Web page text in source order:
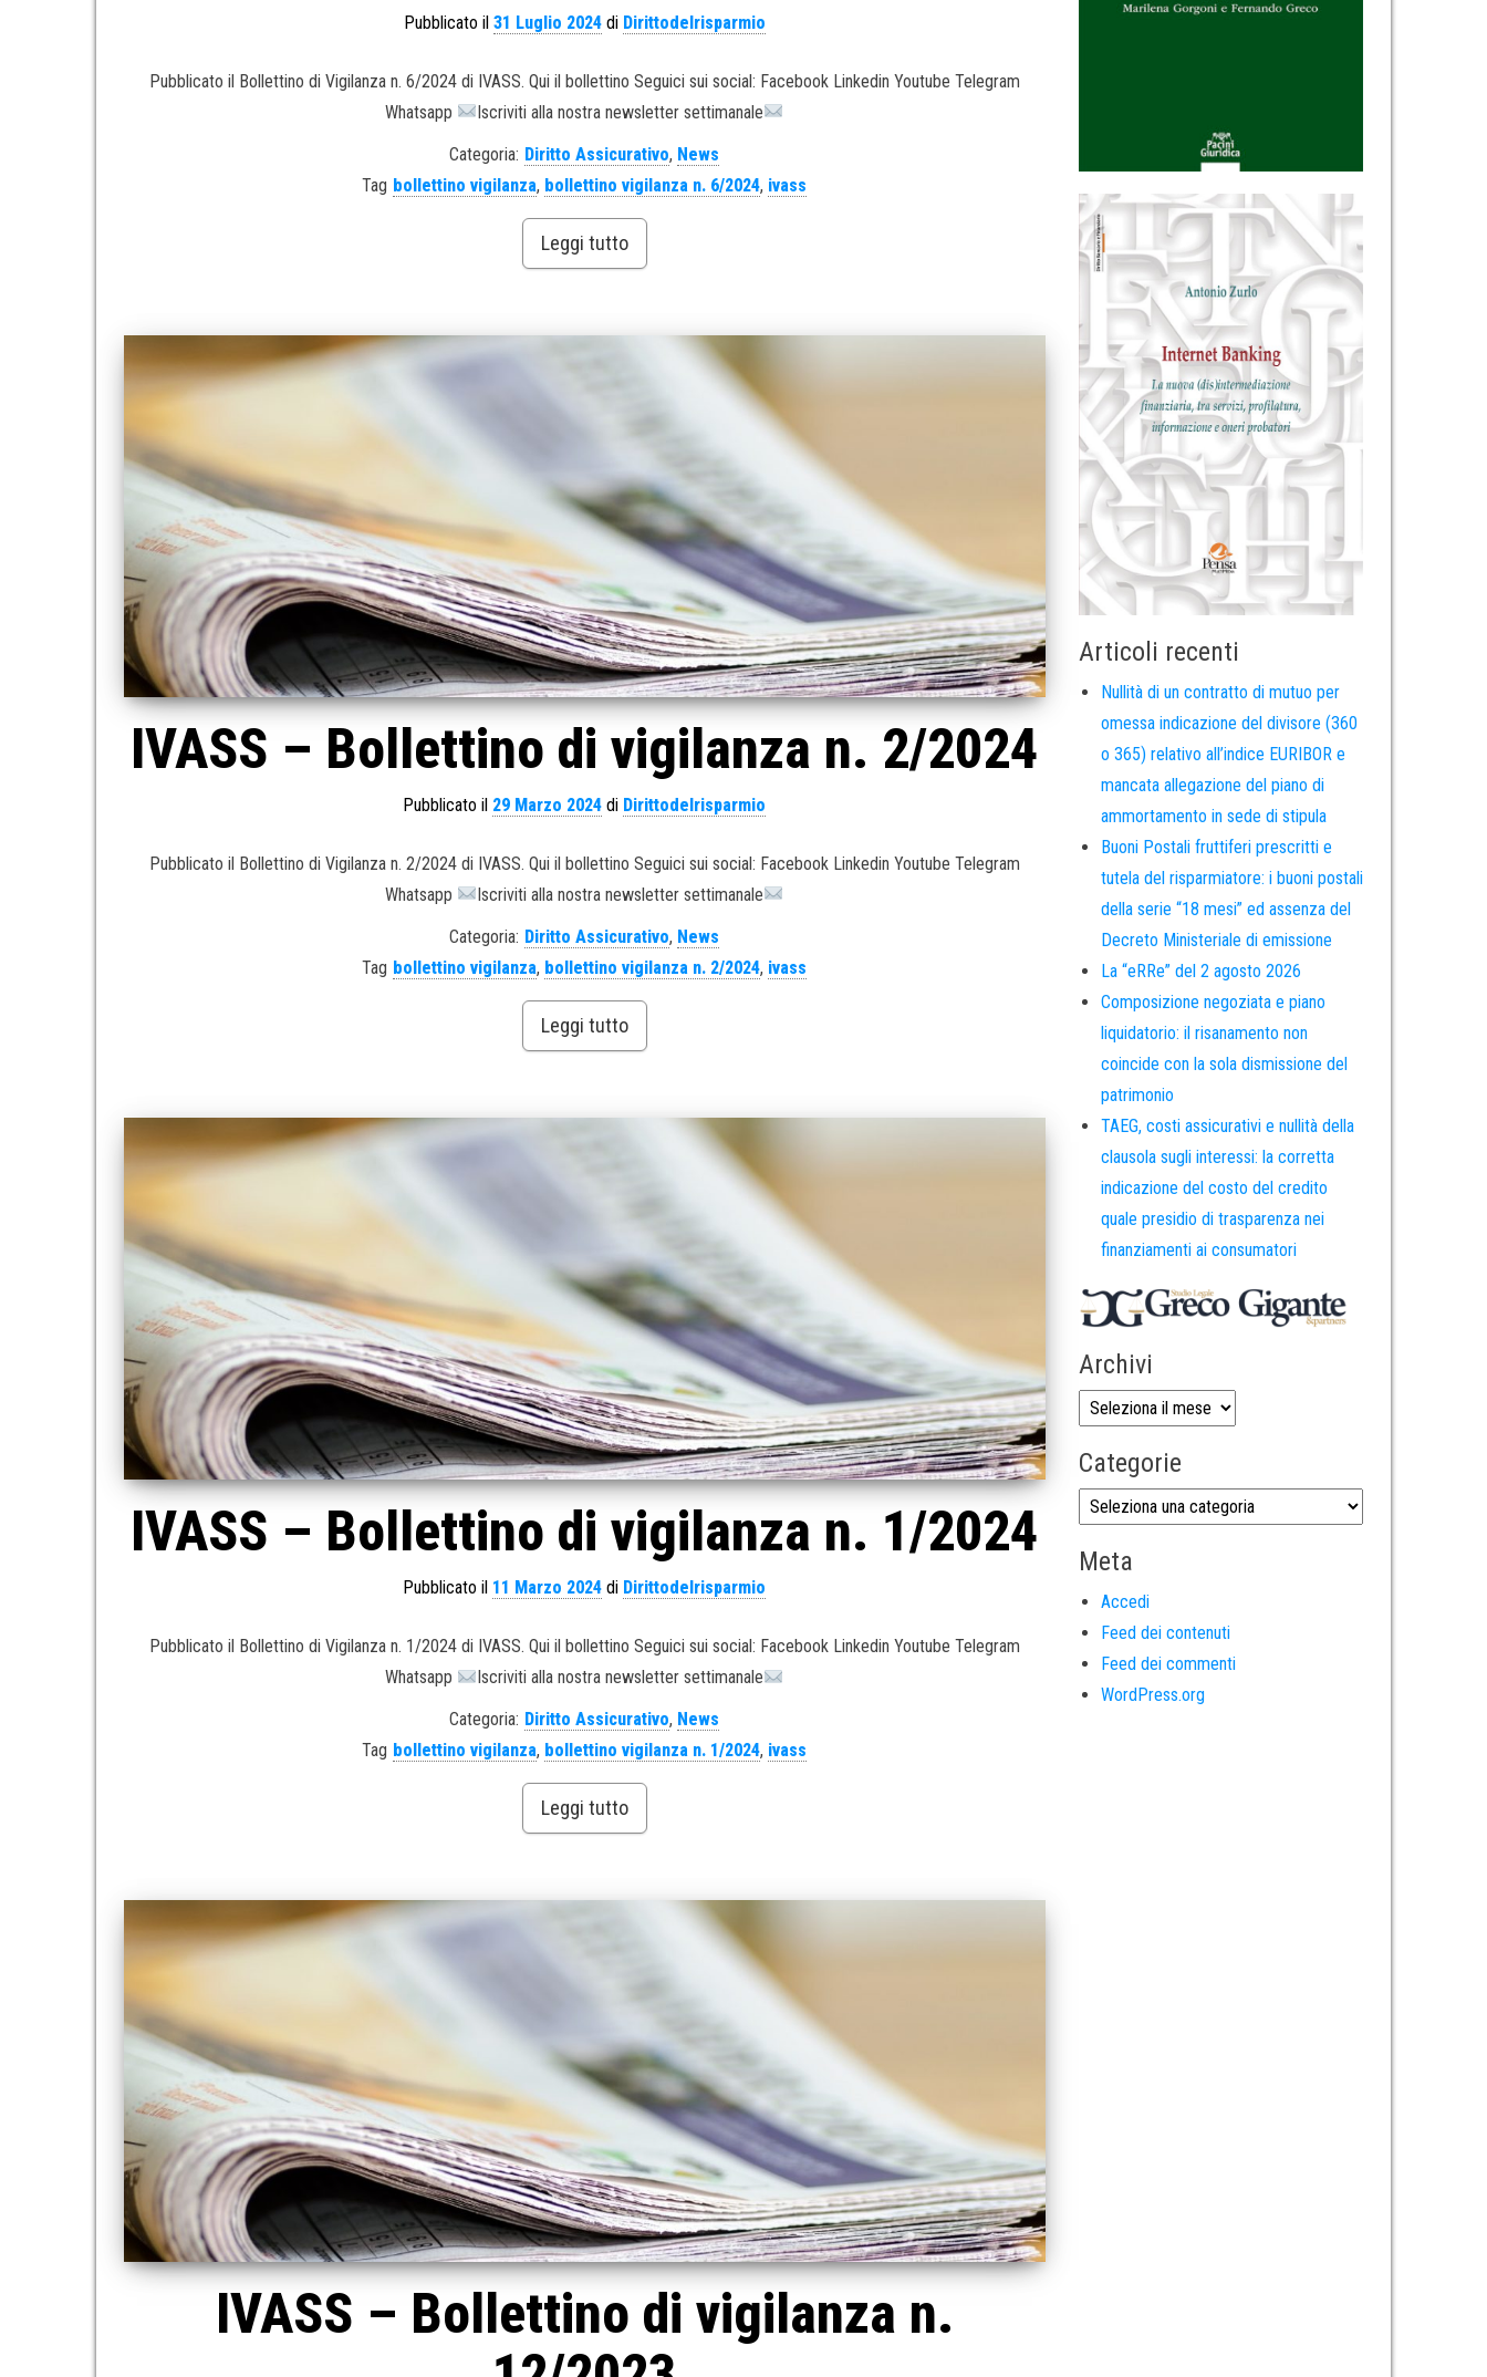
Pubblicato il 31 Luglio 2024di Dirittodelrisparmio
Pubblicato il Bollettino di Vigilanza n. 6/2024 di IVASS. Qui il bollettino Seguici sui social: Facebook Linkedin Youtube Telegram
Whatsapp
Iscriviti alla nostra newsletter settimanale
Categoria: Diritto Assicurativo, News
Tag bollettino vigilanza, bollettino vigilanza n. 6/2024, ivass
Leggi tutto
IVASS – Bollettino di vigilanza n. 2/2024
Pubblicato il 29 Marzo 2024 di Dirittodelrisparmio
Pubblicato il Bollettino di Vigilanza n. 2/2024 di IVASS. Qui il bollettino Seguici sui social: Facebook Linkedin Youtube Telegram
Whatsapp
Iscriviti alla nostra newsletter settimanale
Categoria: Diritto Assicurativo, News
Tag bollettino vigilanza, bollettino vigilanza n. 2/2024, ivass
Leggi tutto
IVASS – Bollettino di vigilanza n. 1/2024
Pubblicato il 11 Marzo 2024 di Dirittodelrisparmio
Pubblicato il Bollettino di Vigilanza n. 1/2024 di IVASS. Qui il bollettino Seguici sui social: Facebook Linkedin Youtube Telegram
Whatsapp
Iscriviti alla nostra newsletter settimanale
Categoria: Diritto Assicurativo, News
Tag bollettino vigilanza, bollettino vigilanza n. 1/2024, ivass
Leggi tutto
IVASS – Bollettino di vigilanza n.
Articoli recenti
Nullità di un contratto di mutuo per
omessa indicazione del divisore (360
o 365) relativo all’indice EURIBOR e
mancata allegazione del piano di
ammortamento in sede di stipula
Buoni Postali fruttiferi prescritti e
tutela del risparmiatore: i buoni postali
della serie “18 mesi” ed assenza del
Decreto Ministeriale di emissione
La “eRRe” del 2 agosto 2026
Composizione negoziata e piano
liquidatorio: il risanamento non
coincide con la sola dismissione del
patrimonio
TAEG, costi assicurativi e nullità della
clausola sugli interessi: la corretta
indicazione del costo del credito
quale presidio di trasparenza nei
finanziamenti ai consumatori
Archivi
Categorie
Meta
Accedi
Feed dei contenuti
Feed dei commenti
WordPress.org